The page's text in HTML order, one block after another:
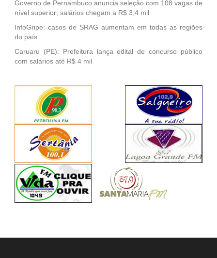
Governo de Pernambuco anuncia seleção com 108 vagas de
nível superior; salários chegam a R$ 3,4 mil
InfoGripe: casos de SRAG aumentam em todas as regiões
do país
Caruaru (PE): Prefeitura lança edital de concurso público
com salários até R$ 4 mil